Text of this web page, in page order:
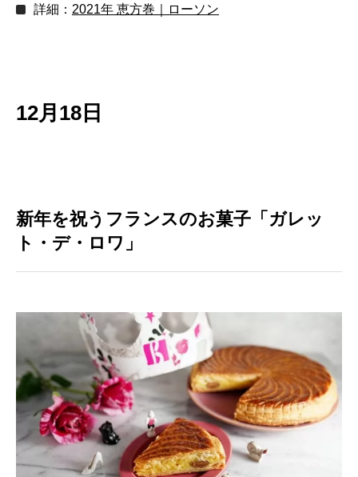
詳細： 2021年 恵方巻｜ローソン
12月18日
新年を祝うフランスのお菓子「ガレッ
ト・デ・ロワ」